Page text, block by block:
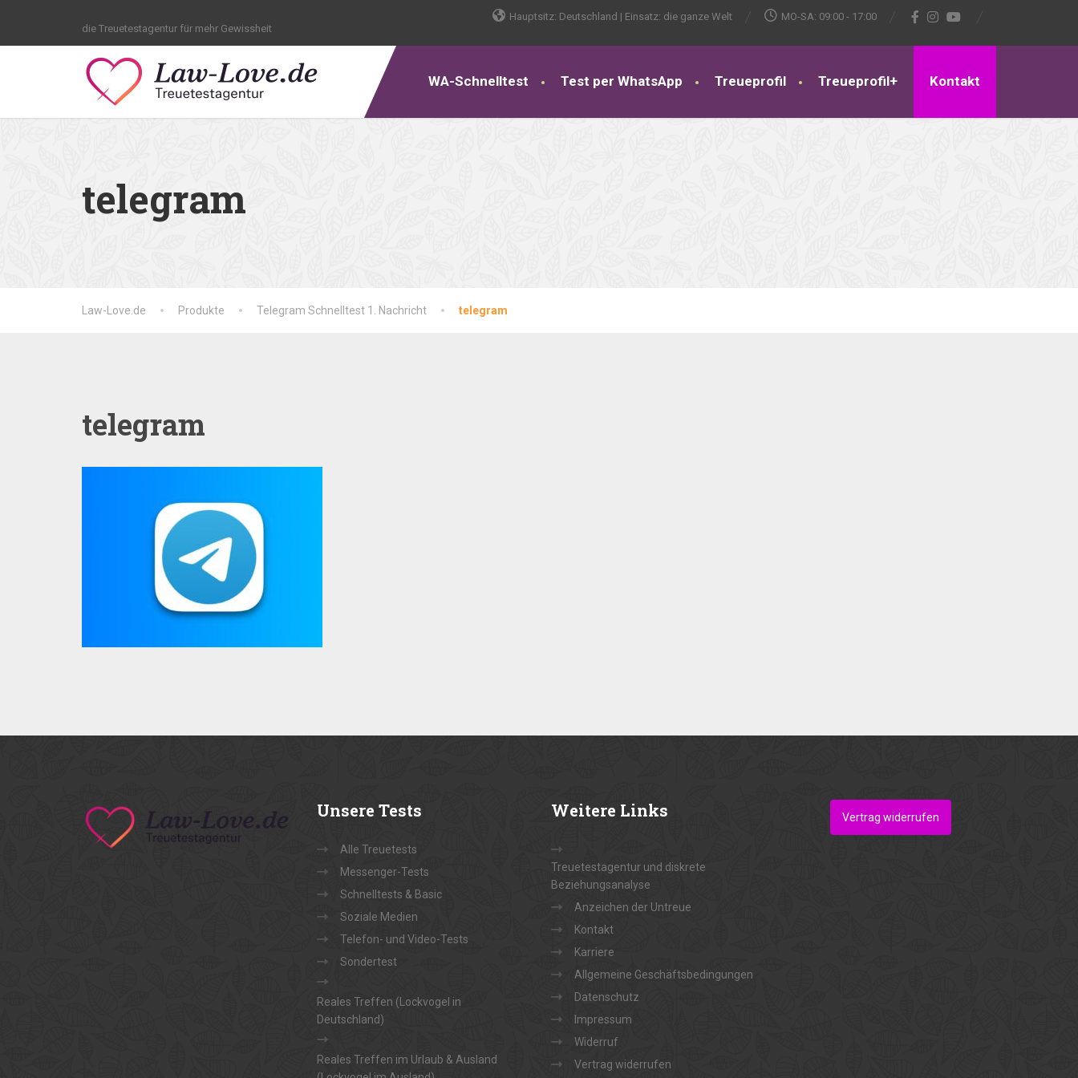
die Treuetestagentur für mehr Gewissheit
Hauptsitz: Deutschland | Einsatz: die ganze Welt MO-SA: 09:00 - 17:00
WA-Schnelltest Test per WhatsApp Treueprofil Treueprofil+ Kontakt
telegram
Law-Love.de Produkte Telegram Schnelltest 1. Nachricht telegram
telegram
Unsere Tests
Alle Treuetests
Messenger-Tests
Schnelltests & Basic
Soziale Medien
Telefon- und Video-Tests
Sondertest
Reales Treffen (Lockvogel in
Deutschland)
Reales Treffen im Urlaub & Ausland
Weitere Links
Treuetestagentur und diskrete
Beziehungsanalyse
Anzeichen der Untreue
Kontakt
Karriere
Allgemeine Geschäftsbedingungen
Datenschutz
Impressum
Widerruf
Vertrag widerrufen
Vertrag widerrufen